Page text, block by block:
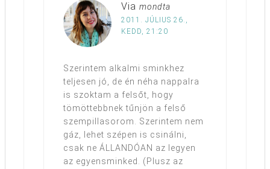
Via mondta
2011. JÚLIUS 26.,
KEDD, 21:20
Szerintem alkalmi sminkhez
teljesen jó, de én néha nappalra
is szoktam a felsőt, hogy
tömöttebbnek tűnjön a felső
szempillasorom. Szerintem nem
gáz, lehet szépen is csinálni,
csak ne ÁLLANDÓAN az legyen
az egyensminked. (Plusz az